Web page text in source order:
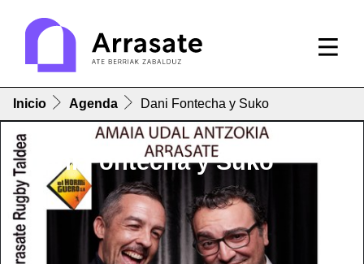
Inicio Agenda Dani Fontecha y Suko
Dani Fontecha y Suko